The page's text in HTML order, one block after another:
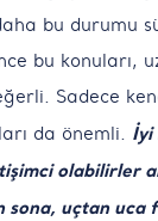
bu durumu
bu konuları,
Sadece
da önemli. İyi
olabilirler
sona, uçtan uca